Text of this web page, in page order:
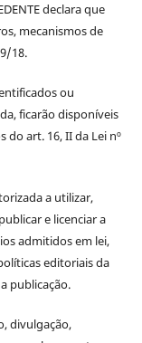
declara que
mecanismos de
18.
ou
ficarão disponíveis
do art. 16, II da Lei nº
a utilizar,
e licenciar a
admitidos em lei,
editoriais da
publicação.
divulgação,